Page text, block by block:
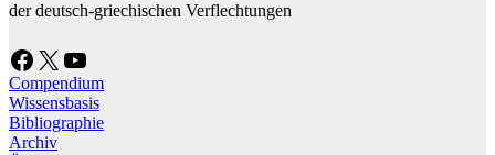
der deutsch-griechischen Verflechtungen
Facebook X YouTube
Compendium
Wissensbasis
Bibliographie
Archiv